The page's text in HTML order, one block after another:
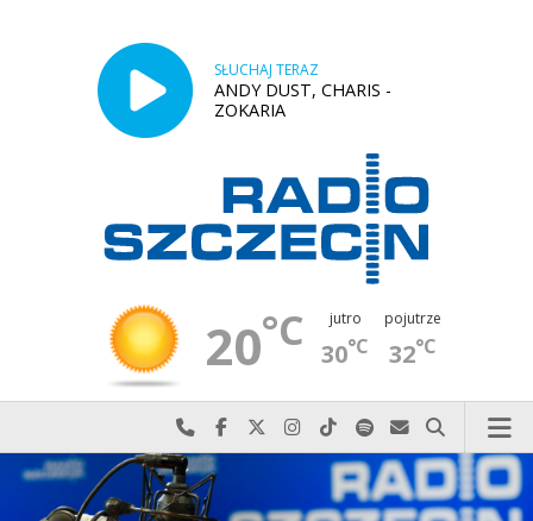
SŁUCHAJ TERAZ
ANDY DUST, CHARIS -
ZOKARIA
20°C jutro
30°C
pojutrze
32°C
Najlepiej po prostu do nas zadzwoń
Odwiedź nas na Facebook-u
Odwiedź nas na X
Odwiedź nas na Instagram-ie
Odwiedź nas na TikTok-u
Szukaj nas na Spotify
Wyślij do nas
Szukaj